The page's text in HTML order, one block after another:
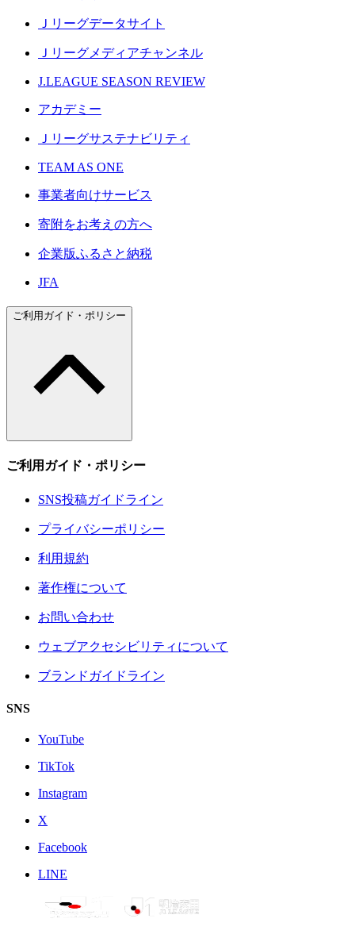
Ｊリーグデータサイト
Ｊリーグメディアチャンネル
J.LEAGUE SEASON REVIEW
アカデミー
Ｊリーグサステナビリティ
TEAM AS ONE
事業者向けサービス
寄附をお考えの方へ
企業版ふるさと納税
JFA
ご利用ガイド・ポリシー
ご利用ガイド・ポリシー
SNS投稿ガイドライン
プライバシーポリシー
利用規約
著作権について
お問い合わせ
ウェブアクセシビリティについて
ブランドガイドライン
SNS
YouTube
TikTok
Instagram
X
Facebook
LINE